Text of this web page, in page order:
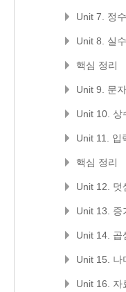
Unit 7. 정
Unit 8. 실
핵심 정리
Unit 9. 문
Unit 10. 상
Unit 11. 입
핵심 정리
Unit 12. 덧
Unit 13. 증
Unit 14. 곱
Unit 15. 나
Unit 16. 자